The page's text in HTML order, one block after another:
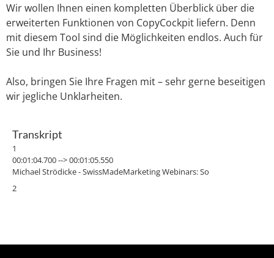
Wir wollen Ihnen einen kompletten Überblick über die
erweiterten Funktionen von CopyCockpit liefern. Denn
mit diesem Tool sind die Möglichkeiten endlos. Auch für
Sie und Ihr Business!
Also, bringen Sie Ihre Fragen mit – sehr gerne beseitigen
wir jegliche Unklarheiten.
Transkript
1
00:01:04.700 --> 00:01:05.550
Michael Strödicke - SwissMadeMarketing Webinars: So
2